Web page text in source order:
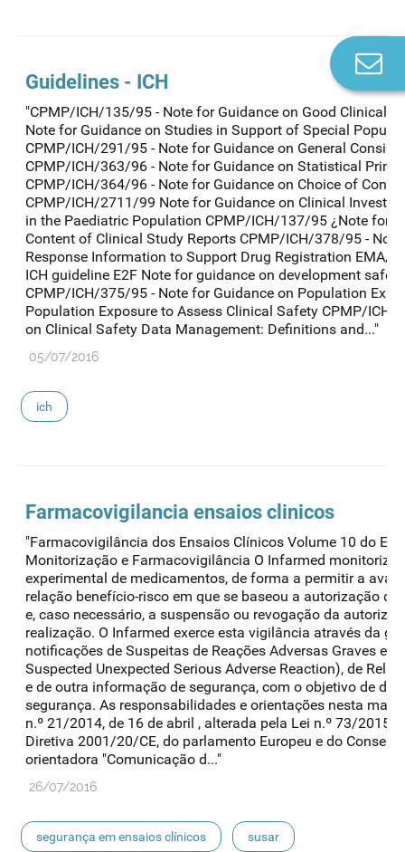
Guidelines - ICH
"CPMP/ICH/135/95 - Note for Guidance on Good Clinical
Note for Guidance on Studies in Support of Special
CPMP/ICH/291/95 - Note for Guidance on General
CPMP/ICH/363/96 - Note for Guidance on Statistical
CPMP/ICH/364/96 - Note for Guidance on Choice of
CPMP/ICH/2711/99 Note for Guidance on Clinical
in the Paediatric Population CPMP/ICH/137/95 ¿Note for
Content of Clinical Study Reports CPMP/ICH/378/95 -
Response Information to Support Drug Registration EMA/
ICH guideline E2F Note for guidance on development
CPMP/ICH/375/95 - Note for Guidance on Population
Population Exposure to Assess Clinical Safety CPMP/ICH/
on Clinical Safety Data Management: Definitions and..."
05/07/2016
ich
Farmacovigilancia ensaios clinicos
"Farmacovigilância dos Ensaios Clínicos Volume 10 do
Monitorização e Farmacovigilância O Infarmed monitoriza
experimental de medicamentos, de forma a permitir a
relação benefício-risco em que se baseou a autorização
e, caso necessário, a suspensão ou revogação da
realização. O Infarmed exerce esta vigilância através da
notificações de Suspeitas de Reações Adversas Graves e
Suspected Unexpected Serious Adverse Reaction), de
e de outra informação de segurança, com o objetivo de
segurança. As responsabilidades e orientações nesta
n.º 21/2014, de 16 de abril , alterada pela Lei n.º 73/2015
Diretiva 2001/20/CE, do parlamento Europeu e do
orientadora "Comunicação d..."
26/07/2016
segurança em ensaios clínicos susar